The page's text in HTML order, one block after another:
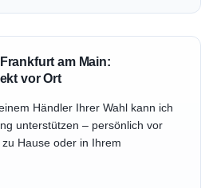
am Main:
vor Ort
Händler Ihrer Wahl kann ich
unterstützen – persönlich vor
Hause oder in Ihrem